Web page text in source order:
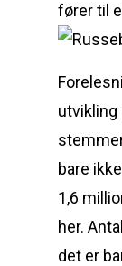
fører til
utvikling
bare
1,6
her.
det er